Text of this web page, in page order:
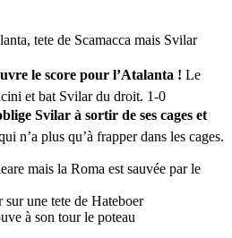
tete de Scamacca mais Svilar
le score pour l’Atalanta ! Le
et bat Svilar du droit. 1-0
Svilar à sortir de ses cages et
n’a plus qu’à frapper dans les cages.
mais la Roma est sauvée par le
une tete de Hateboer
à son tour le poteau